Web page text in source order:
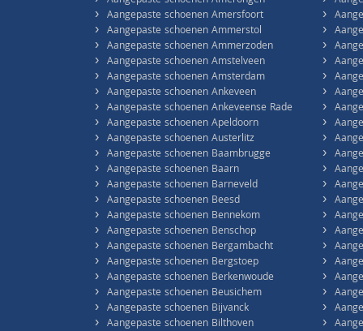
› Aangepaste schoenen Amersfoort
› Aangepaste schoenen Ammerstol
› Aangepaste schoenen Ammerzoden
› Aangepaste schoenen Amstelveen
› Aangepaste schoenen Amsterdam
› Aangepaste schoenen Ankeveen
› Aangepaste schoenen Ankeveense Rade
› Aangepaste schoenen Apeldoorn
› Aangepaste schoenen Austerlitz
› Aangepaste schoenen Baambrugge
› Aangepaste schoenen Baarn
› Aangepaste schoenen Barneveld
› Aangepaste schoenen Beesd
› Aangepaste schoenen Bennekom
› Aangepaste schoenen Benschop
› Aangepaste schoenen Bergambacht
› Aangepaste schoenen Bergstoep
› Aangepaste schoenen Berkenwoude
› Aangepaste schoenen Beusichem
› Aangepaste schoenen Bijvanck
› Aangepaste schoenen Bilthoven
›
›
›
›
›
›
›
›
›
›
›
›
›
›
›
›
›
›
›
›
›